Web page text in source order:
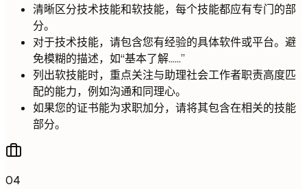
清晰区分技术技能和软技能，每个技能都应有专门的部
分。
对于技术技能，请包含您有经验的具体软件或平台。避
免模糊的描述，如“基本了解……”
列出软技能时，重点关注与助理社会工作者职责高度匹
配的能力，例如沟通和同理心。
如果您的证书能为求职加分，请将其包含在相关的技能
部分。
04